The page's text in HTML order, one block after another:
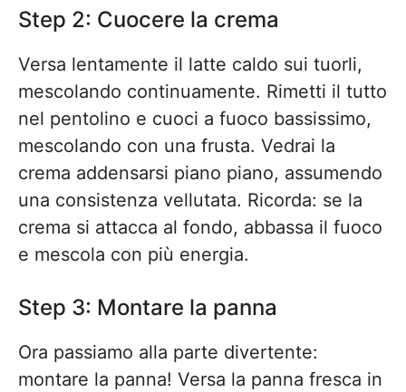
Step 2: Cuocere la crema
Versa lentamente il latte caldo sui tuorli,
mescolando continuamente. Rimetti il tutto
nel pentolino e cuoci a fuoco bassissimo,
mescolando con una frusta. Vedrai la
crema addensarsi piano piano, assumendo
una consistenza vellutata. Ricorda: se la
crema si attacca al fondo, abbassa il fuoco
e mescola con più energia.
Step 3: Montare la panna
Ora passiamo alla parte divertente:
montare la panna! Versa la panna fresca in